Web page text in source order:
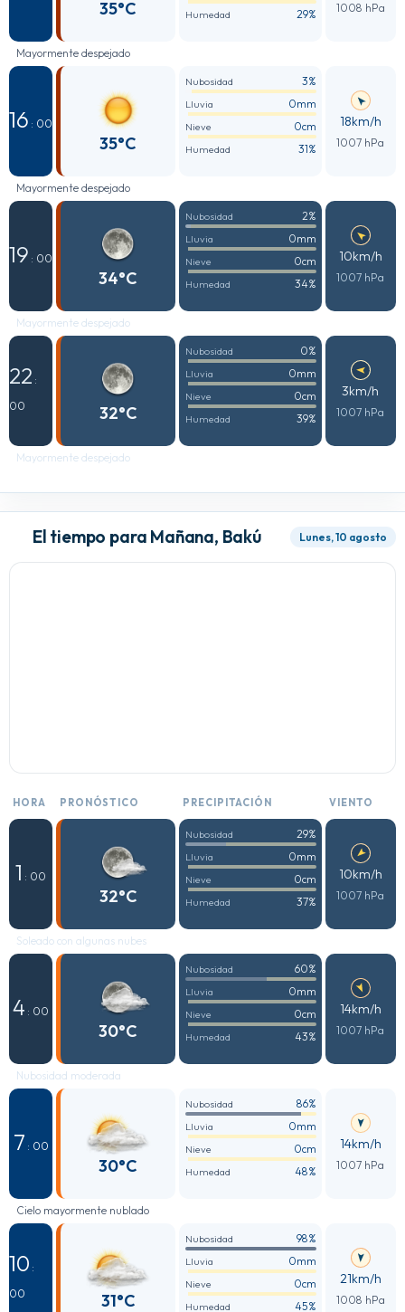
35°C Humedad 29% 1008 hPa
Mayormente despejado
16 : 00
35°C
Nubosidad 3%
Lluvia 0mm
Nieve 0cm
Humedad 31%
18km/h
1007 hPa
Mayormente despejado
19 : 00
34°C
Nubosidad 2%
Lluvia 0mm
Nieve 0cm
Humedad 34%
10km/h
1007 hPa
Mayormente despejado
22 :
00
32°C
Nubosidad 0%
Lluvia 0mm
Nieve 0cm
Humedad 39%
3km/h
1007 hPa
Mayormente despejado
El tiempo para Mañana, Bakú Lunes, 10 agosto
HORA PRONÓSTICO PRECIPITACIÓN VIENTO
1 : 00
32°C
Nubosidad 29%
Lluvia 0mm
Nieve 0cm
Humedad 37%
10km/h
1007 hPa
Soleado con algunas nubes
4 : 00
30°C
Nubosidad 60%
Lluvia 0mm
Nieve 0cm
Humedad 43%
14km/h
1007 hPa
Nubosidad moderada
7 : 00
30°C
Nubosidad 86%
Lluvia 0mm
Nieve 0cm
Humedad 48%
14km/h
1007 hPa
Cielo mayormente nublado
10 :
00
31°C
Nubosidad 98%
Lluvia 0mm
Nieve 0cm
Humedad 45%
21km/h
1008 hPa